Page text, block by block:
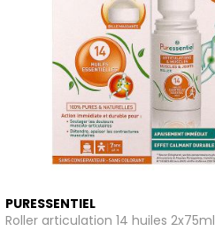
PURESSENTIEL
Roller articulation 14 huiles 2x75ml